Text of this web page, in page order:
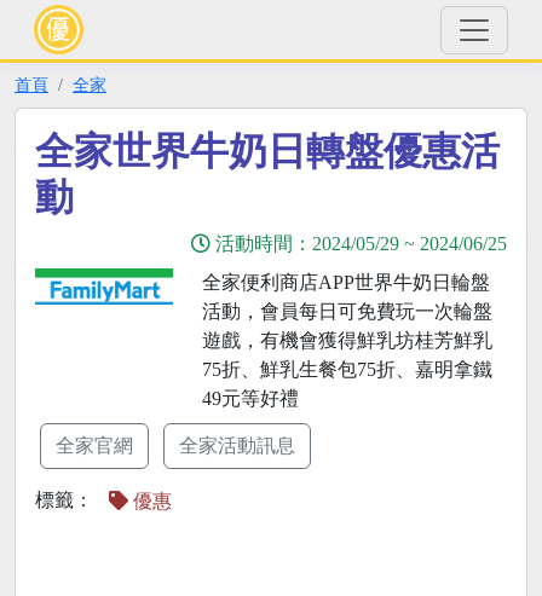
首頁 全家
全家世界牛奶日轉盤優惠活
動
活動時間： 2024/05/29 ~ 2024/06/25
全家便利商店APP世界牛奶日輪盤
活動，會員每日可免費玩一次輪盤
遊戲，有機會獲得鮮乳坊桂芳鮮乳
75折、鮮乳生餐包75折、嘉明拿鐵
49元等好禮
全家官網 全家活動訊息
標籤： 優惠